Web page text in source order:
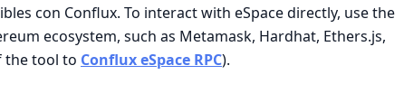
con Conflux. To interact with eSpace directly, use the
ecosystem, such as Metamask, Hardhat, Ethers.js,
the tool to Conflux eSpace RPC).